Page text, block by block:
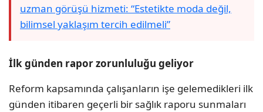
uzman görüşü hizmeti: “Estetikte moda değil,
bilimsel yaklaşım tercih edilmeli”
İlk günden rapor zorunluluğu geliyor
Reform kapsamında çalışanların işe gelemedikleri ilk
günden itibaren geçerli bir sağlık raporu sunmaları